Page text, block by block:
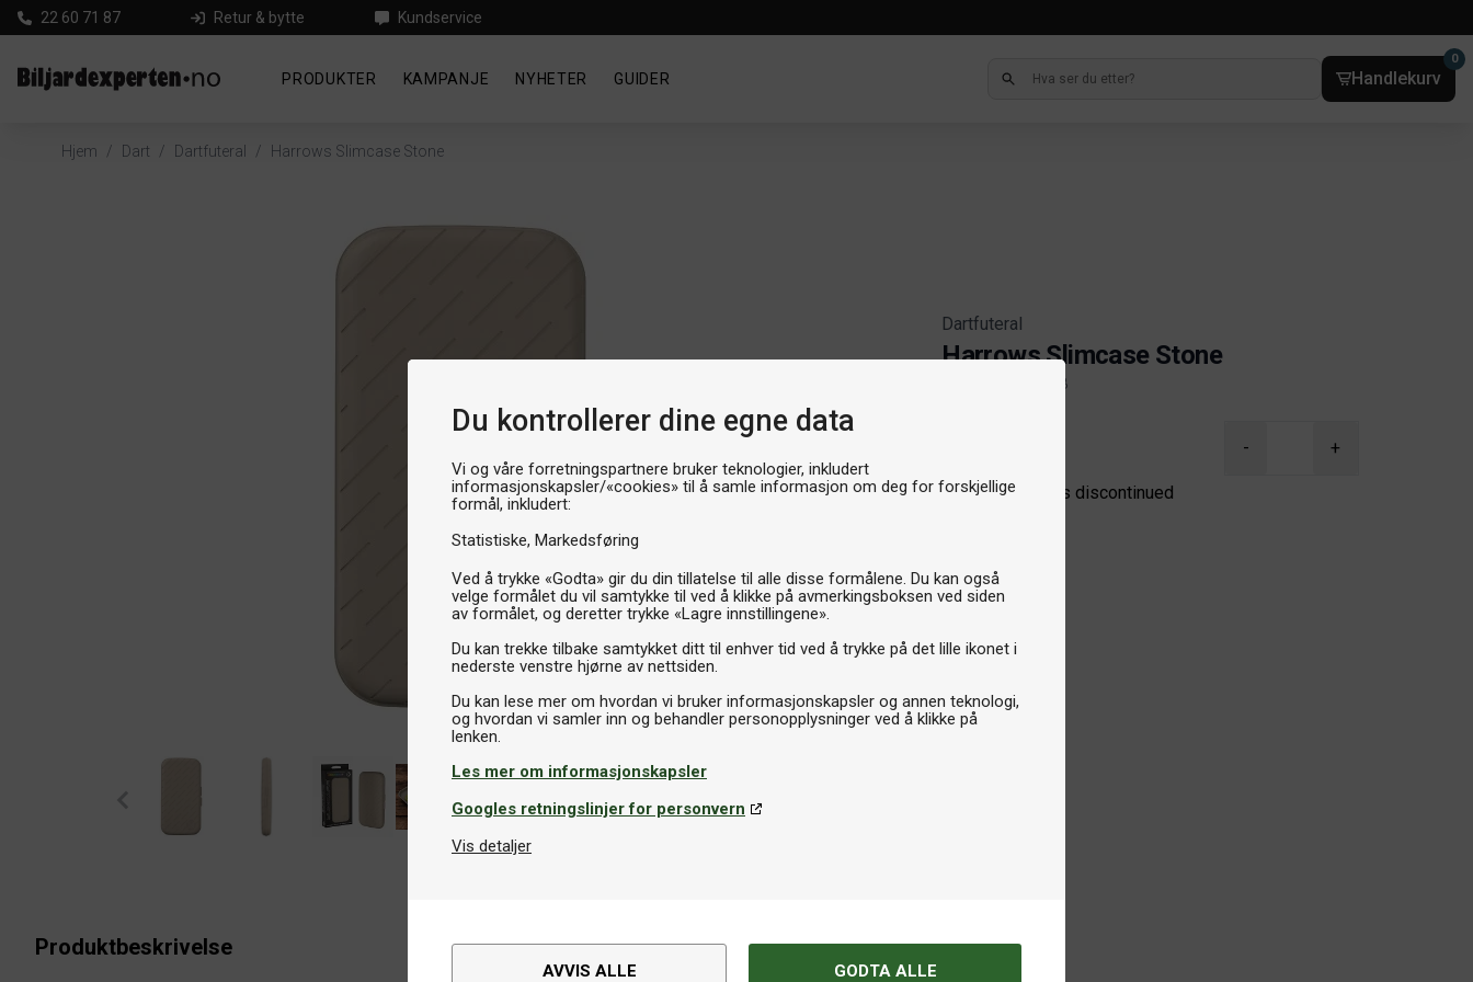
Du kontrollerer dine egne data
Vi og våre forretningspartnere bruker teknologier, inkludert
informasjonskapsler/«cookies» til å samle informasjon om deg for forskjellige
formål, inkludert:
Statistiske Markedsføring
Ved å trykke «Godta» gir du din tillatelse til alle disse formålene. Du kan også
velge formålet du vil samtykke til ved å klikke på avmerkingsboksen ved siden
av formålet, og deretter trykke «Lagre innstillingene».
Du kan trekke tilbake samtykket ditt til enhver tid ved å trykke på det lille ikonet i
nederste venstre hjørne av nettsiden.
Du kan lese mer om hvordan vi bruker informasjonskapsler og annen teknologi,
og hvordan vi samler inn og behandler personopplysninger ved å klikke på
Les mer om informasjonskapsler
Googles retningslinjer for personvern
Vis detaljer
AVVIS ALLE GODTA ALLE
22 60 71 87 Retur & bytte Kundservice
PRODUKTER KAMPANJE NYHETER GUIDER Handlekurv
0
Hjem / Dart / Dartfuteral / Harrows Slimcase Stone
Dartfuteral
Harrows Slimcase Stone
Artikkelnr. 24-0058
- +
The product is discontinued
Produktbeskrivelse Spesifikasjoner